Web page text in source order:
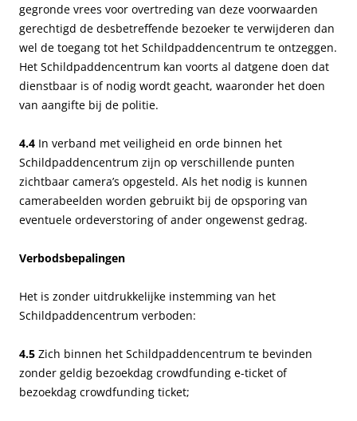
gegronde vrees voor overtreding van deze voorwaarden
gerechtigd de desbetreffende bezoeker te verwijderen dan
wel de toegang tot het Schildpaddencentrum te ontzeggen.
Het Schildpaddencentrum kan voorts al datgene doen dat
dienstbaar is of nodig wordt geacht, waaronder het doen
van aangifte bij de politie.
4.4 In verband met veiligheid en orde binnen het
Schildpaddencentrum zijn op verschillende punten
zichtbaar camera’s opgesteld. Als het nodig is kunnen
camerabeelden worden gebruikt bij de opsporing van
eventuele ordeverstoring of ander ongewenst gedrag.
Verbodsbepalingen
Het is zonder uitdrukkelijke instemming van het
Schildpaddencentrum verboden:
4.5 Zich binnen het Schildpaddencentrum te bevinden
zonder geldig bezoekdag crowdfunding e-ticket of
bezoekdag crowdfunding ticket;